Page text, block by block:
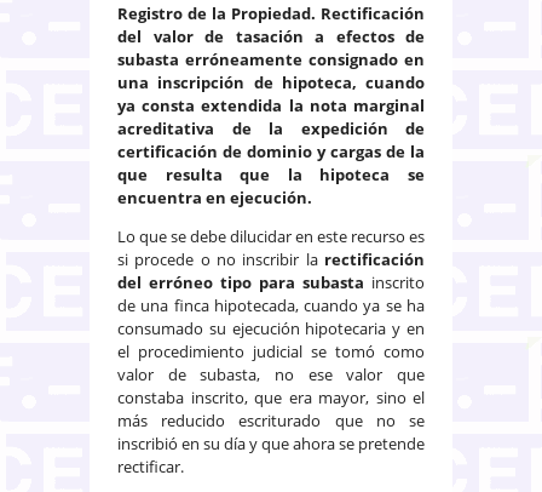
Registro de la Propiedad. Rectificación
del valor de tasación a efectos de
subasta erróneamente consignado en
una inscripción de hipoteca, cuando
ya consta extendida la nota marginal
acreditativa de la expedición de
certificación de dominio y cargas de la
que resulta que la hipoteca se
encuentra en ejecución.
Lo que se debe dilucidar en este recurso es
si procede o no inscribir la rectificación
del erróneo tipo para subasta inscrito
de una finca hipotecada, cuando ya se ha
consumado su ejecución hipotecaria y en
el procedimiento judicial se tomó como
valor de subasta, no ese valor que
constaba inscrito, que era mayor, sino el
más reducido escriturado que no se
inscribió en su día y que ahora se pretende
rectificar.